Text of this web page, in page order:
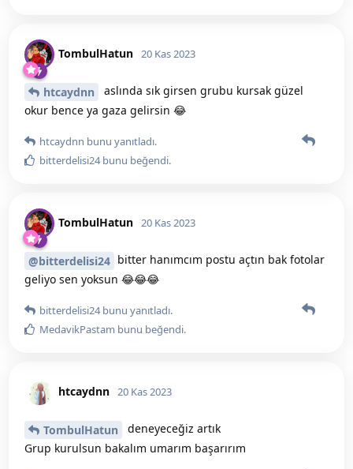
TombulHatun 20 Kas 2023
htcaydnn
aslında sık girsen grubu kursak güzel
okur bence ya gaza gelirsin 😂
htcaydnn bunu yanıtladı.
bitterdelisi24bunu beğendi.
TombulHatun 20 Kas 2023
@bitterdelisi24 bitter hanımcım postu açtın bak fotolar
geliyo sen yoksun 😂😂😂
bitterdelisi24bunu yanıtladı.
MedavikPastam bunu beğendi.
htcaydnn 20 Kas 2023
TombulHatun
deneyeceğiz artık
Grup kurulsun bakalım umarım başarırım